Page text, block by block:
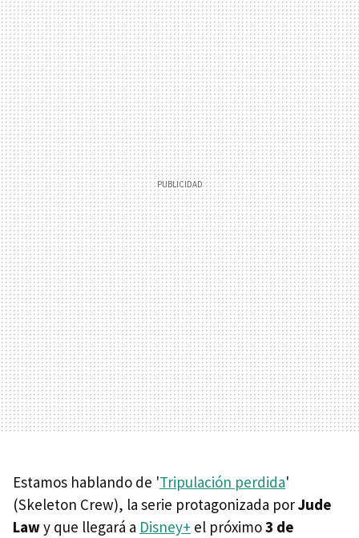
Estamos hablando de 'Tripulación perdida'
(Skeleton Crew), la serie protagonizada porJude
Lawy que llegará a Disney+ el próximo3 de